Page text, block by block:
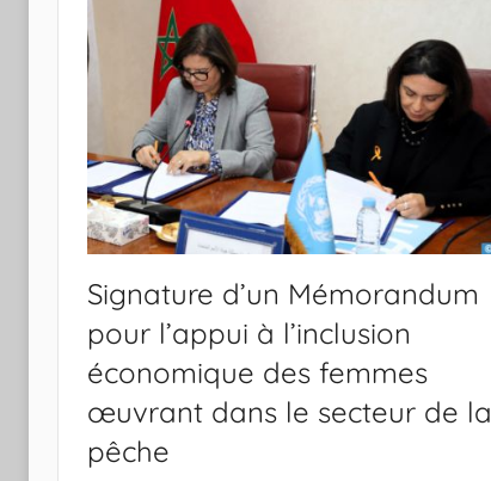
Signature d’un Mémorandum
pour l’appui à l’inclusion
économique des femmes
œuvrant dans le secteur de la
pêche